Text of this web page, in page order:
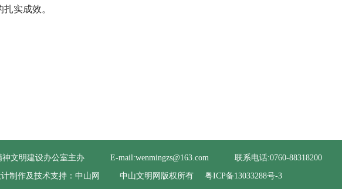
实成效。
文明建设办公室主办 E-mail:wenmingzs@163.com 联系电话:0760-88318200
制作及技术支持：中山网 中山文明网版权所有 粤ICP备13033288号-3